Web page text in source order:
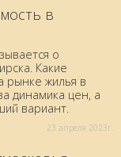
в
о
Какие
рынке жилья в
динамика цен, а
вариант.
23 aпреля 2023г.